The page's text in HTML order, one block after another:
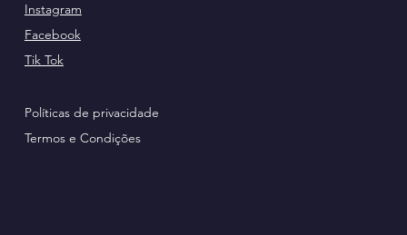
Instagram
Facebook
Tik Tok
Políticas de privacidade
Termos e Condições